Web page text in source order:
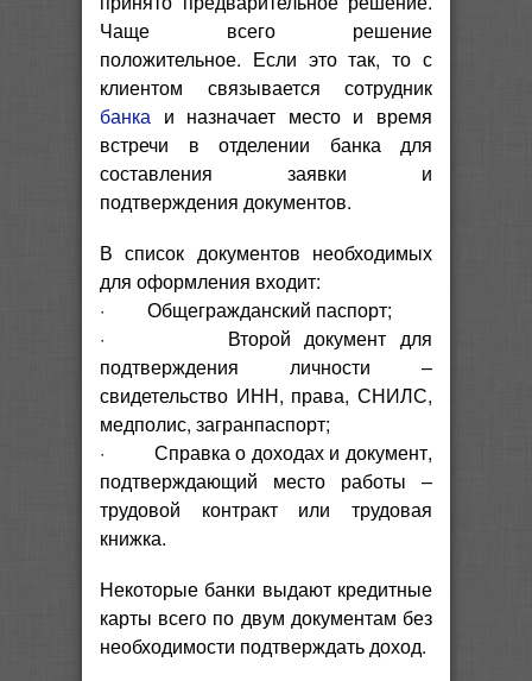
Чаще всего решение
положительное. Если это так, то с
клиентом связывается сотрудник
банка и назначает место и время
встречи в отделении банка для
составления заявки и
подтверждения документов.
В список документов необходимых
для оформления входит:
· Общегражданский паспорт;
· Второй документ для
подтверждения личности –
свидетельство ИНН, права, СНИЛС,
медполис, загранпаспорт;
· Справка о доходах и документ,
подтверждающий место работы –
трудовой контракт или трудовая
книжка.
Некоторые банки выдают кредитные
карты всего по двум документам без
необходимости подтверждать доход.